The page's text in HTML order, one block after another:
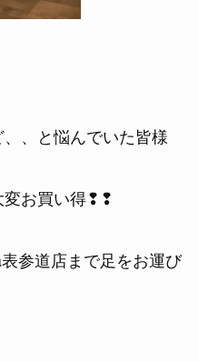
、と悩んでいた皆様
変お買い得❢❢
参道店まで足をお運び